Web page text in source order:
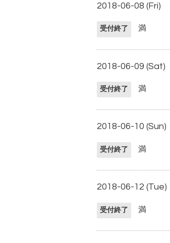
2018-06-08 (Fri)
受付終了 満
2018-06-09 (Sat)
受付終了 満
2018-06-10 (Sun)
受付終了 満
2018-06-12 (Tue)
受付終了 満